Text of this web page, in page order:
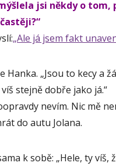
jsi někdy o tom,
„Ale já jsem fakt
Hanka. „Jsou to kecy a
stejně dobře jako já.“
nevím. Nic mě
do autu Jolana.
k sobě: „Hele, ty víš,